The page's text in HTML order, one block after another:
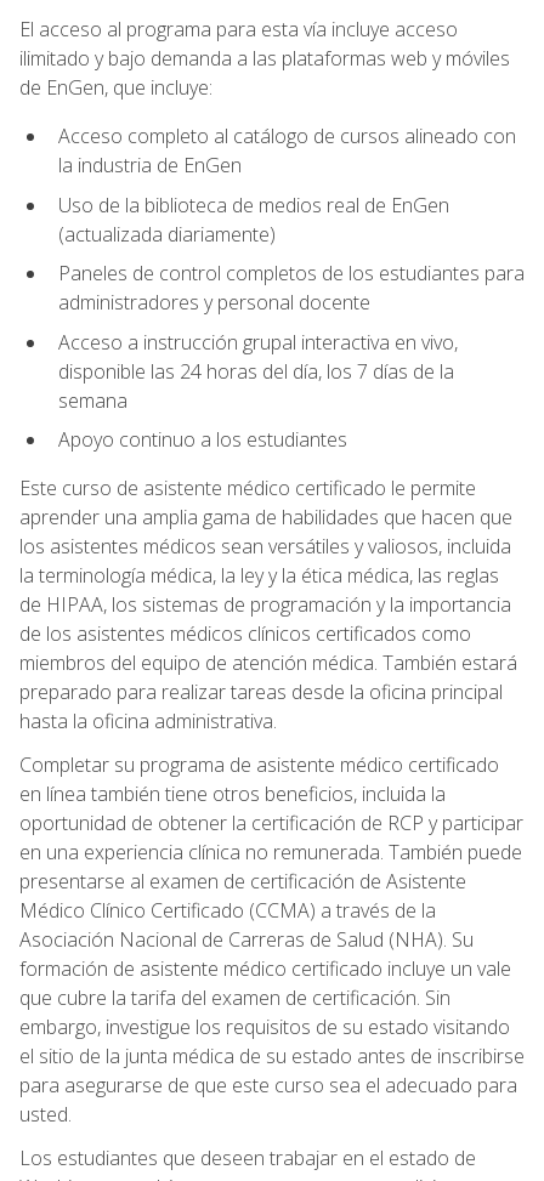
El acceso al programa para esta vía incluye acceso
ilimitado y bajo demanda a las plataformas web y móviles
de EnGen, que incluye:
Acceso completo al catálogo de cursos alineado con
la industria de EnGen
Uso de la biblioteca de medios real de EnGen
(actualizada diariamente)
Paneles de control completos de los estudiantes para
administradores y personal docente
Acceso a instrucción grupal interactiva en vivo,
disponible las 24 horas del día, los 7 días de la
semana
Apoyo continuo a los estudiantes
Este curso de asistente médico certificado le permite
aprender una amplia gama de habilidades que hacen que
los asistentes médicos sean versátiles y valiosos, incluida
la terminología médica, la ley y la ética médica, las reglas
de HIPAA, los sistemas de programación y la importancia
de los asistentes médicos clínicos certificados como
miembros del equipo de atención médica. También estará
preparado para realizar tareas desde la oficina principal
hasta la oficina administrativa.
Completar su programa de asistente médico certificado
en línea también tiene otros beneficios, incluida la
oportunidad de obtener la certificación de RCP y participar
en una experiencia clínica no remunerada. También puede
presentarse al examen de certificación de Asistente
Médico Clínico Certificado (CCMA) a través de la
Asociación Nacional de Carreras de Salud (NHA). Su
formación de asistente médico certificado incluye un vale
que cubre la tarifa del examen de certificación. Sin
embargo, investigue los requisitos de su estado visitando
el sitio de la junta médica de su estado antes de inscribirse
para asegurarse de que este curso sea el adecuado para
usted.
Los estudiantes que deseen trabajar en el estado de